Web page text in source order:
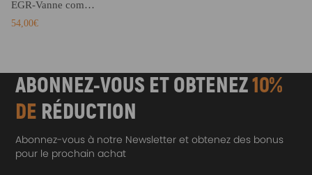
problèmes.
EGR-Vanne compatible pour OPEL ASTRA G 1.4I 16V 1.6I 16V 1.8I 16V Meriva Vectra B C Zafira
54,00€
ABONNEZ-VOUS ET OBTENEZ10%
DE RÉDUCTION
Abonnez-vous à notre Newsletter et obtenez des bonus
pour le prochain achat